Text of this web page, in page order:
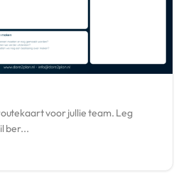
voor jullie team. Leg
ber...